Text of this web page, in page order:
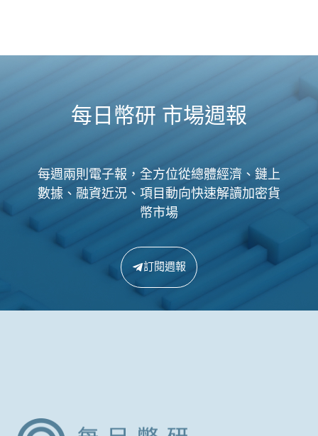
每日幣研 市場週報
每週兩則電子報，全方位從總體經濟、鏈上
數據、融資近況、項目動向快速解讀加密貨
幣市場
訂閱週報